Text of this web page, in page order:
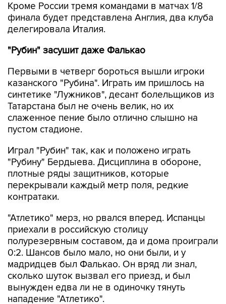
Кроме России тремя командами в матчах 1/8
финала будет представлена Англия, два клуба
делегировала Италия.
"Рубин" засушит даже Фалькао
Первыми в четверг бороться вышли игроки
казанского "Рубина". Играть им пришлось на
синтетике "Лужников", десант болельщиков из
Татарстана был не очень велик, но их
слаженное пение было отлично слышно на
пустом стадионе.
Играл "Рубин" так, как и положено играть
"Рубину" Бердыева. Дисциплина в обороне,
плотные ряды защитников, которые
перекрывали каждый метр поля, редкие
контратаки.
"Атлетико" мерз, но рвался вперед. Испанцы
приехали в российскую столицу
полурезервным составом, да и дома проиграли
0:2. Шансов было мало, но они были, и у
мадридцев был Фалькао. Он вряд ли знал,
сколько шуток вызвал его приезд, и был
вынужден едва ли не в одиночку тянуть
нападение "Атлетико".